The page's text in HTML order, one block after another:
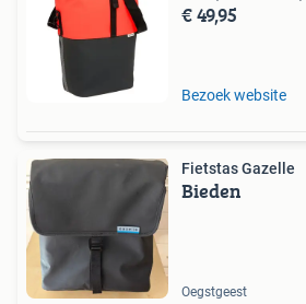
€ 49,95
Bezoek website
Fietstas Gazelle
Bieden
Oegstgeest